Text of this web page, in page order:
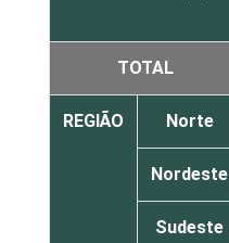
TOTAL
REGIÃO Norte
Nordeste
Sudeste